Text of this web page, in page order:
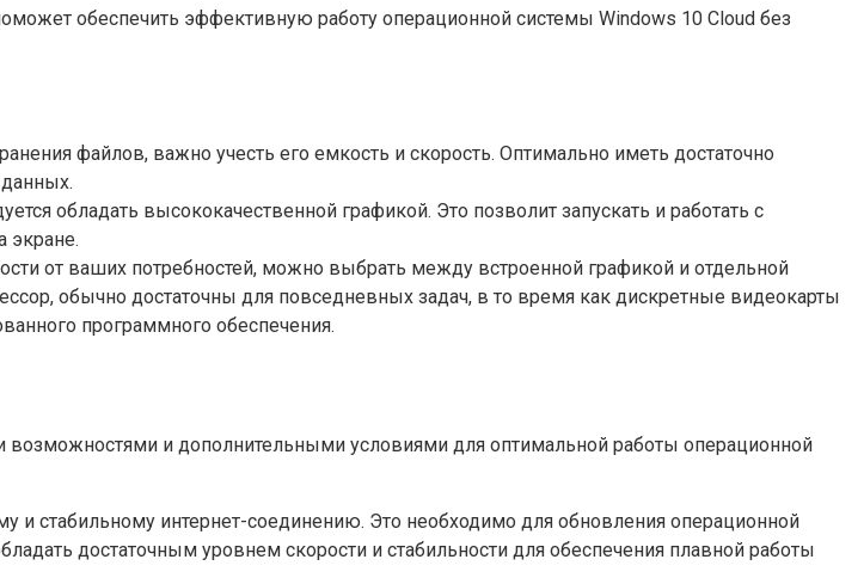
обеспечить эффективную работу операционной системы Windows 10 Cloud без
файлов, важно учесть его емкость и скорость. Оптимально иметь достаточно
обладать высококачественной графикой. Это позволит запускать и работать с
экране.
от ваших потребностей, можно выбрать между встроенной графикой и отдельной
обычно достаточны для повседневных задач, в то время как дискретные видеокарты
программного обеспечения.
и дополнительными условиями для оптимальной работы операционной
и стабильному интернет-соединению. Это необходимо для обновления операционной
достаточным уровнем скорости и стабильности для обеспечения плавной работы